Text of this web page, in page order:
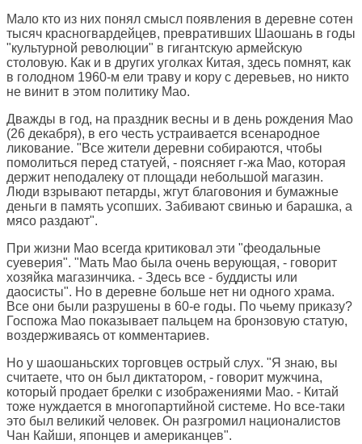
Мало кто из них понял смысл появления в деревне сотен
тысяч красногвардейцев, превративших Шаошань в годы
"культурной революции" в гигантскую армейскую
столовую. Как и в других уголках Китая, здесь помнят, как
в голодном 1960-м ели траву и кору с деревьев, но никто
не винит в этом политику Мао.
Дважды в год, на праздник весны и в день рождения Мао
(26 декабря), в его честь устраивается всенародное
ликование. "Все жители деревни собираются, чтобы
помолиться перед статуей, - поясняет г-жа Мао, которая
держит неподалеку от площади небольшой магазин.
Люди взрывают петарды, жгут благовония и бумажные
деньги в память усопших. Забивают свинью и барашка, а
мясо раздают".
При жизни Мао всегда критиковал эти "феодальные
суеверия". "Мать Мао была очень верующая, - говорит
хозяйка магазинчика. - Здесь все - буддисты или
даосисты". Но в деревне больше нет ни одного храма.
Все они были разрушены в 60-е годы. По чьему приказу?
Госпожа Мао показывает пальцем на бронзовую статую,
воздерживаясь от комментариев.
Но у шаошаньских торговцев острый слух. "Я знаю, вы
считаете, что он был диктатором, - говорит мужчина,
который продает брелки с изображениями Мао. - Китай
тоже нуждается в многопартийной системе. Но все-таки
это был великий человек. Он разгромил националистов
Чан Кайши, японцев и американцев".